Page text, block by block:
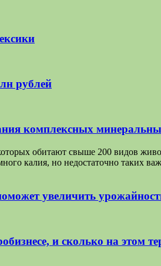
рублей
комплексных
обитают свыше 200 видов
калия, но недостаточно таких
увеличить
и сколько на этом